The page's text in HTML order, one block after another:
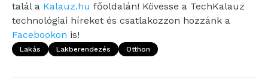
talál a Kalauz.hu főoldalán! Kövesse a TechKalauz
technológiai híreket és csatlakozzon hozzánk a
Facebookon is!
Lakás Lakberendezés Otthon